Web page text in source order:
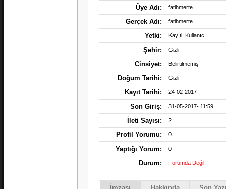
Üye Adı: fatihmerte
Gerçek Adı: fatihmerte
Yetki: Kayıtlı Kullanıcı
Şehir: Gizli
Cinsiyet: Belirtilmemiş
Doğum Tarihi: Gizli
Kayıt Tarihi: 24-02-2017
Son Giriş: 31-05-2017- 11:59
İleti Sayısı: 2
Profil Yorumu: 0
Yaptığı Yorum: 0
Durum: Forumda Değil